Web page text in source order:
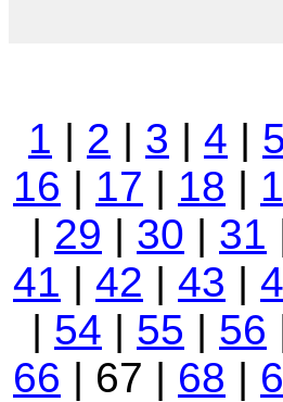
1 | 2 | 3 | 4 | 5
16 | 17 | 18 |
| 29 | 30 | 31
41 | 42 | 43 |
| 54 | 55 | 56
66 | 67 | 68 |